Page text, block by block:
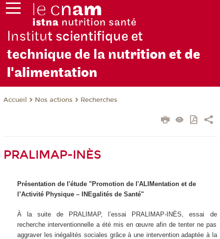
Institut scientifique et
technique de la nutrition et de
l'alimentation
Accueil Nos actions Recherches
PRALIMAP-INÈS
Présentation de l'étude "Promotion de l'ALIMentation et de
l’Activité Physique – INEgalités de Santé"
À la suite de PRALIMAP, l’essai PRALIMAP-INÈS, essai de
recherche interventionnelle a été mis en œuvre afin de tenter ne pas
aggraver les inégalités sociales grâce à une intervention adaptée à la